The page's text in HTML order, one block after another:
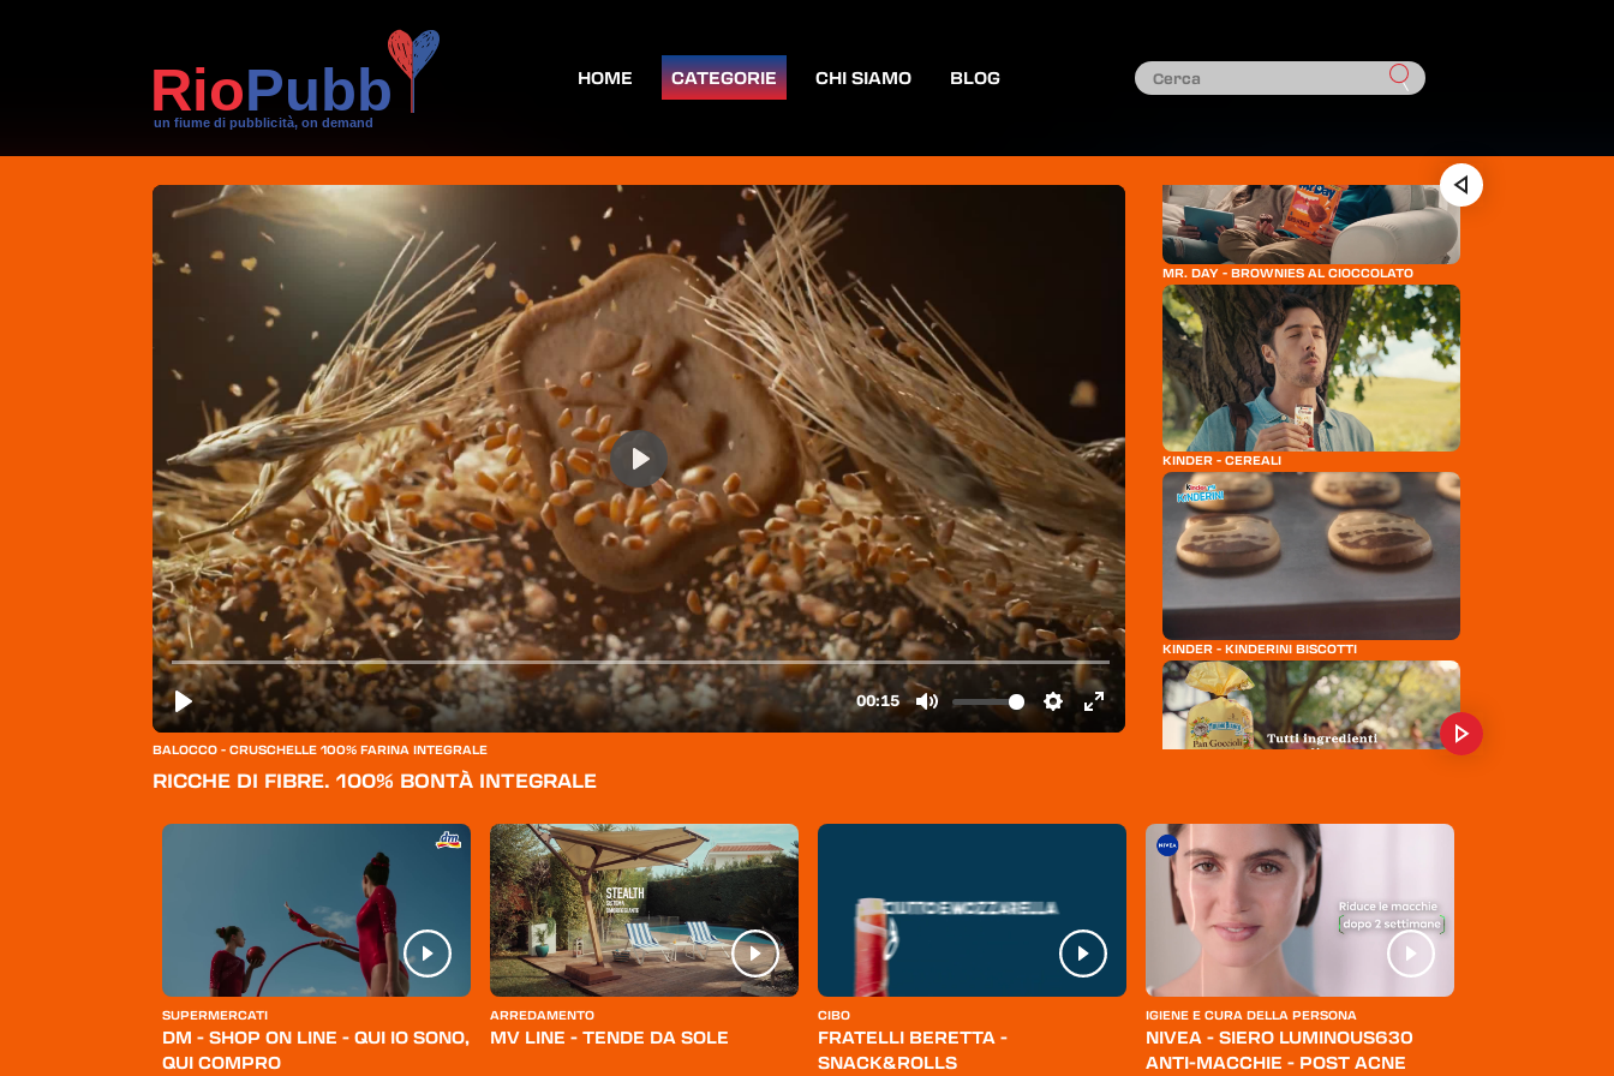
HOME CATEGORIE CHI SIAMO BLOG
BALOCCO - CRUSCHELLE 100% FARINA INTEGRALE
RICCHE DI FIBRE. 100% BONTÀ INTEGRALE
COLUSSI - GRANTURCHESE
MR. DAY - BROWNIES AL CIOCCOLATO
KINDER - CEREALI
KINDER - KINDERINI BISCOTTI
MULINO BIANCO - PAN GOCCIOLI
LOACKER WAFER - CLASSICO E QUADRATINI
SUPERMERCATI
DM - SHOP ON LINE - QUI IO SONO,
QUI COMPRO
ARREDAMENTO
MV LINE - TENDE DA SOLE
CIBO
FRATELLI BERETTA -
SNACK&ROLLS
IGIENE E CURA DELLA PERSONA
NIVEA - SIERO LUMINOUS630
ANTI-MACCHIE - POST ACNE